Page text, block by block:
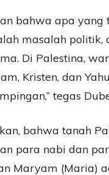
bahwa apa yang
masalah politik,
Di Palestina,
Kristen, dan
tegas
bahwa tanah
para nabi dan
Maryam (Maria)